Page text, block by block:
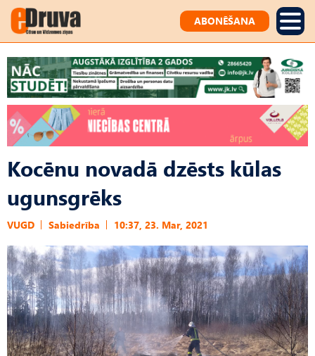
ABONĒŠANA
Kocēnu novadā dzēsts kūlas
ugunsgrēks
VUGD Sabiedrība 10:37, 23. Mar, 2021